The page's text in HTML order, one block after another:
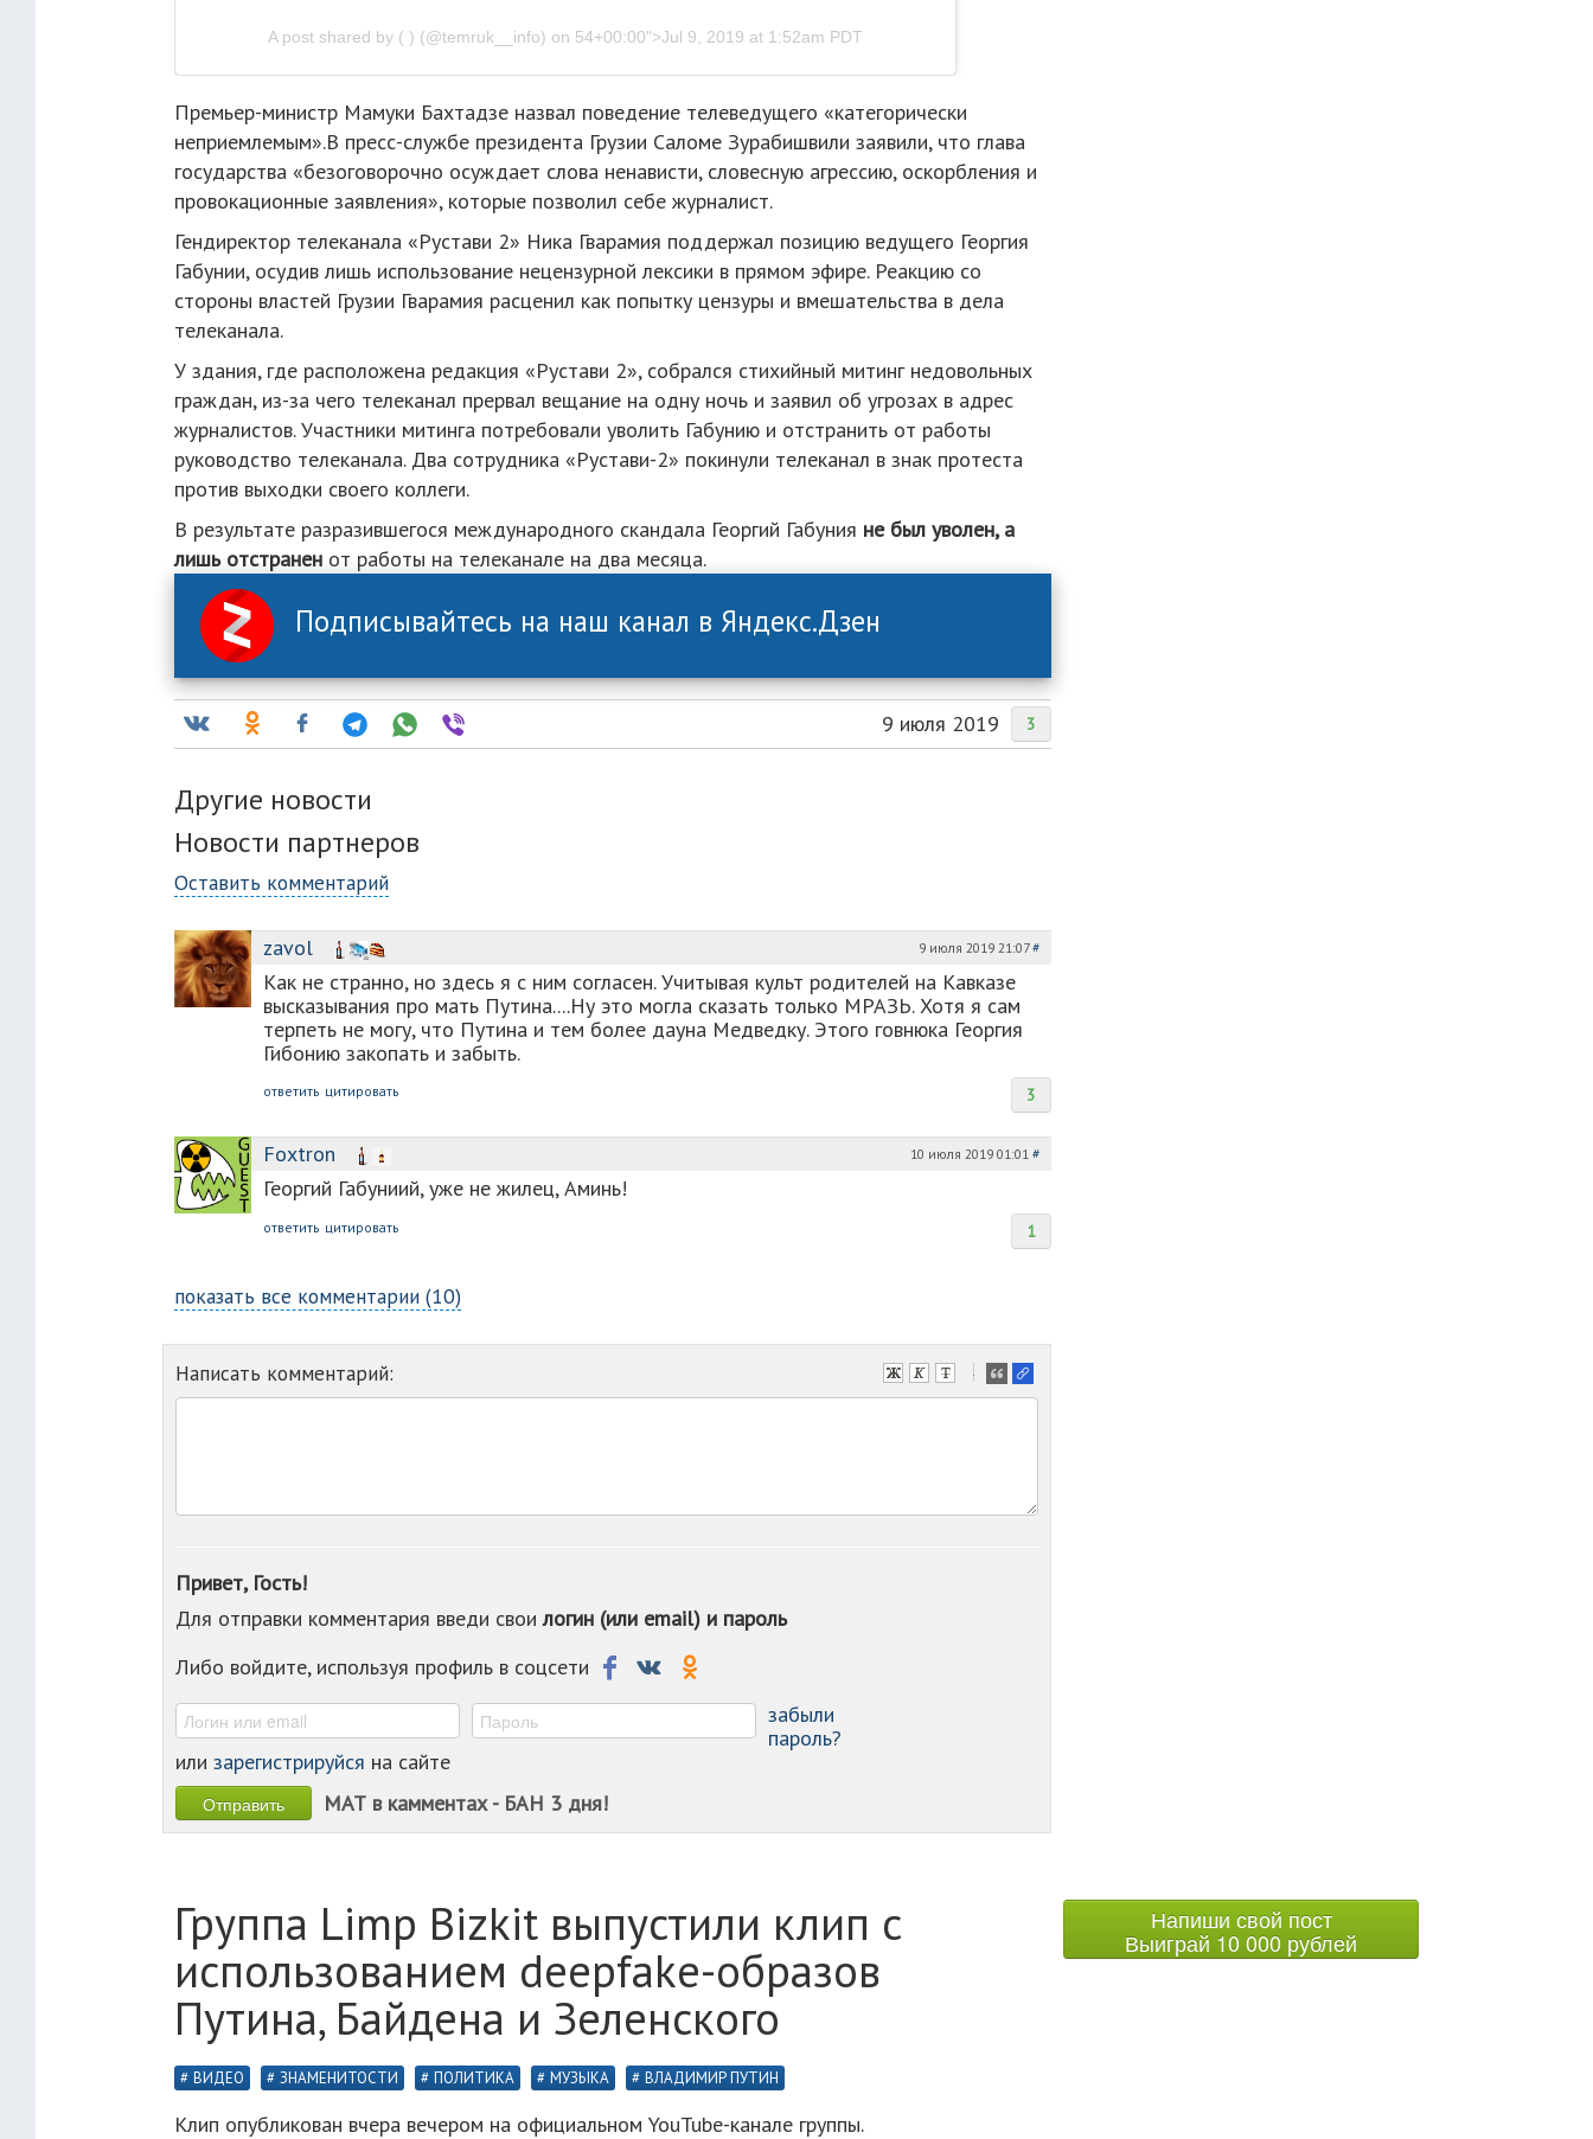
A post shared by ( ) (@temruk__info) on 54+00:00">Jul 9, 2019 at 1:52am PDT
Премьер-министр Мамуки Бахтадзе назвал поведение телеведущего «категорически
неприемлемым».В пресс-службе президента Грузии Саломе Зурабишвили заявили, что глава
государства «безоговорочно осуждает слова ненависти, словесную агрессию, оскорбления и
провокационные заявления», которые позволил себе журналист.
Гендиректор телеканала «Рустави 2» Ника Гварамия поддержал позицию ведущего Георгия
Габунии, осудив лишь использование нецензурной лексики в прямом эфире. Реакцию со
стороны властей Грузии Гварамия расценил как попытку цензуры и вмешательства в дела
телеканала.
У здания, где расположена редакция «Рустави 2», собрался стихийный митинг недовольных
граждан, из-за чего телеканал прервал вещание на одну ночь и заявил об угрозах в адрес
журналистов. Участники митинга потребовали уволить Габунию и отстранить от работы
руководство телеканала. Два сотрудника «Рустави-2» покинули телеканал в знак протеста
против выходки своего коллеги.
В результате разразившегося международного скандала Георгий Габуния не был уволен, а
лишь отстранен от работы на телеканале на два месяца.
Подписывайтесь на наш канал в Яндекс.Дзен
3
9 июля 2019
Другие новости
Новости партнеров
Оставить комментарий
zavol 9 июля 2019 21:07#
Как не странно, но здесь я с ним согласен. Учитывая культ родителей на Кавказе
высказывания про мать Путина....Ну это могла сказать только МРАЗЬ. Хотя я сам
терпеть не могу, что Путина и тем более дауна Медведку. Этого говнюка Георгия
Гибонию закопать и забыть.
3
ответить цитировать
Foxtron 10 июля 2019 01:01 #
Георгий Габуниий, уже не жилец, Аминь!
1
ответить цитировать
показать все комментарии (10)
Написать комментарий:
-
-
-
Привет, Гость!
Для отправки комментария введи своилогин (или email) и пароль
Либо войдите, используя профиль в соцсети
забыли
пароль?
или зарегистрируйся на сайте
МАТ в камментах - БАН 3 дня!
Группа Limp Bizkit выпустили клип с
использованием deepfake-образов
Путина, Байдена и Зеленского
ВИДЕО ЗНАМЕНИТОСТИ ПОЛИТИКА МУЗЫКА ВЛАДИМИР ПУТИН
Клип опубликован вчера вечером на официальном YouTube-канале группы.
Напиши свой пост
Выиграй 10 000 рублей